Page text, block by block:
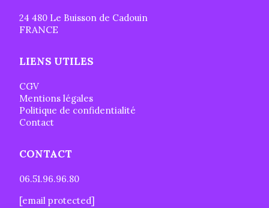
24 480 Le Buisson de Cadouin
FRANCE
LIENS UTILES
CGV
Mentions légales
Politique de confidentialité
Contact
CONTACT
06.51.96.96.80
[email protected]